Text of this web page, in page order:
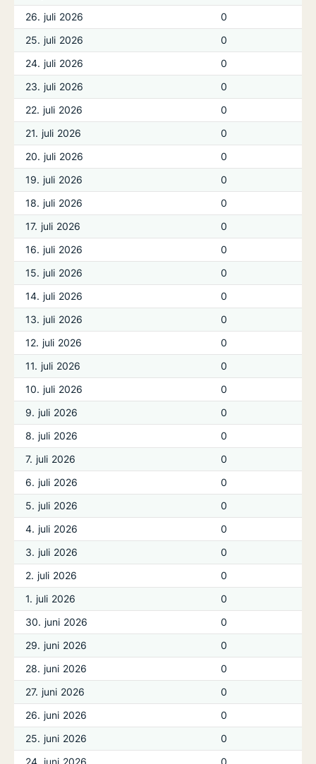
26. juli 2026
0
25. juli 2026
0
24. juli 2026
0
23. juli 2026
0
22. juli 2026
0
21. juli 2026
0
20. juli 2026
0
19. juli 2026
0
18. juli 2026
0
17. juli 2026
0
16. juli 2026
0
15. juli 2026
0
14. juli 2026
0
13. juli 2026
0
12. juli 2026
0
11. juli 2026
0
10. juli 2026
0
9. juli 2026
0
8. juli 2026
0
7. juli 2026
0
6. juli 2026
0
5. juli 2026
0
4. juli 2026
0
3. juli 2026
0
2. juli 2026
0
1. juli 2026
0
30. juni 2026
0
29. juni 2026
0
28. juni 2026
0
27. juni 2026
0
26. juni 2026
0
25. juni 2026
0
24. juni 2026
0